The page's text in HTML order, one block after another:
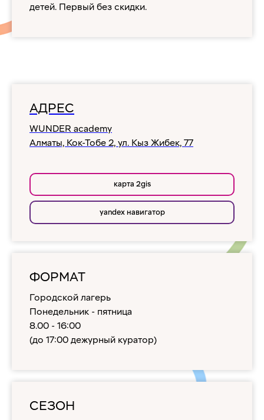
детей. Первый без скидки.
АДРЕС
WUNDER academy
Алматы, Кок-Тобе 2, ул. Кыз Жибек, 77
карта 2gis
yandex навигатор
ФОРМАТ
Городской лагерь
Понедельник - пятница
8.00 - 16:00
(до 17:00 дежурный куратор)
СЕЗОН